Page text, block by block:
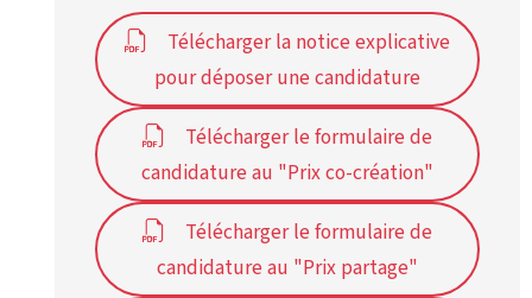
Télécharger la notice explicative
pour déposer une candidature
Télécharger le formulaire de
candidature au "Prix co-création"
Télécharger le formulaire de
candidature au "Prix partage"